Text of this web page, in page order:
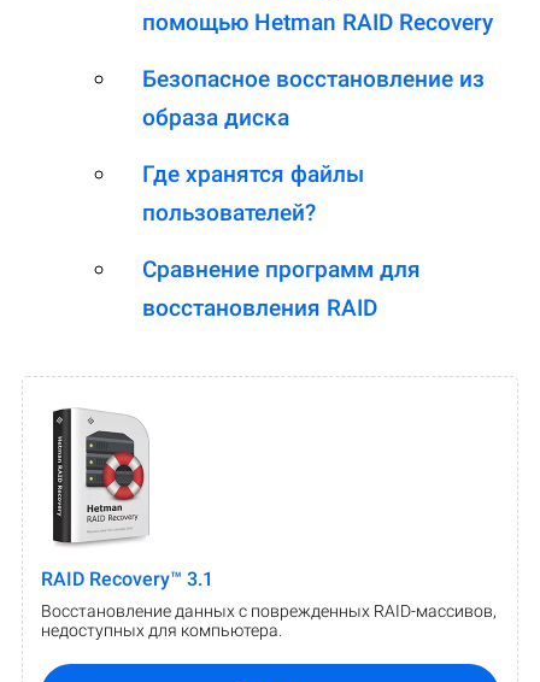
помощью Hetman RAID Recovery
Безопасное восстановление из
образа диска
Где хранятся файлы
пользователей?
Сравнение программ для
восстановления RAID
RAID Recovery™ 3.1
Восстановление данных с поврежденных RAID-массивов,
недоступных для компьютера.